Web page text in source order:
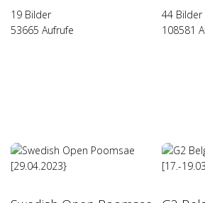
19 Bilder
53665 Aufrufe
44 Bilder
108581